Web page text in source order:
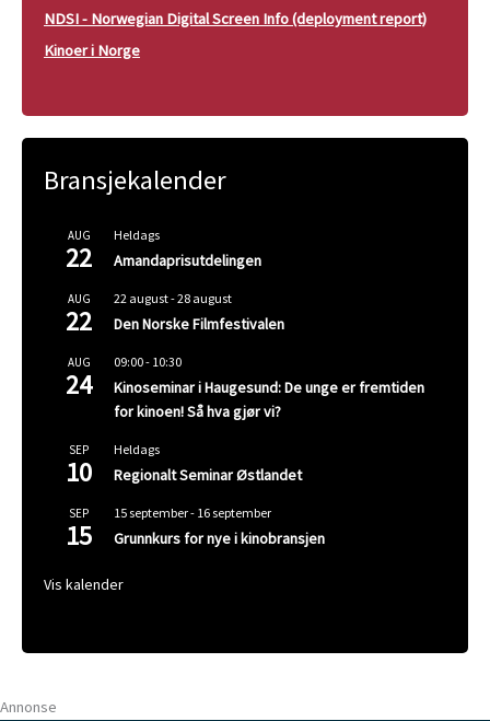
NDSI - Norwegian Digital Screen Info (deployment report)
Kinoer i Norge
Bransjekalender
AUG
22
Heldags
Amandaprisutdelingen
AUG
22
22 august-28 august
Den Norske Filmfestivalen
AUG
24
09:00- 10:30
Kinoseminar i Haugesund: De unge er fremtiden
for kinoen! Så hva gjør vi?
SEP
10
Heldags
Regionalt Seminar Østlandet
SEP
15
15 september- 16 september
Grunnkurs for nye i kinobransjen
Vis kalender
Annonse